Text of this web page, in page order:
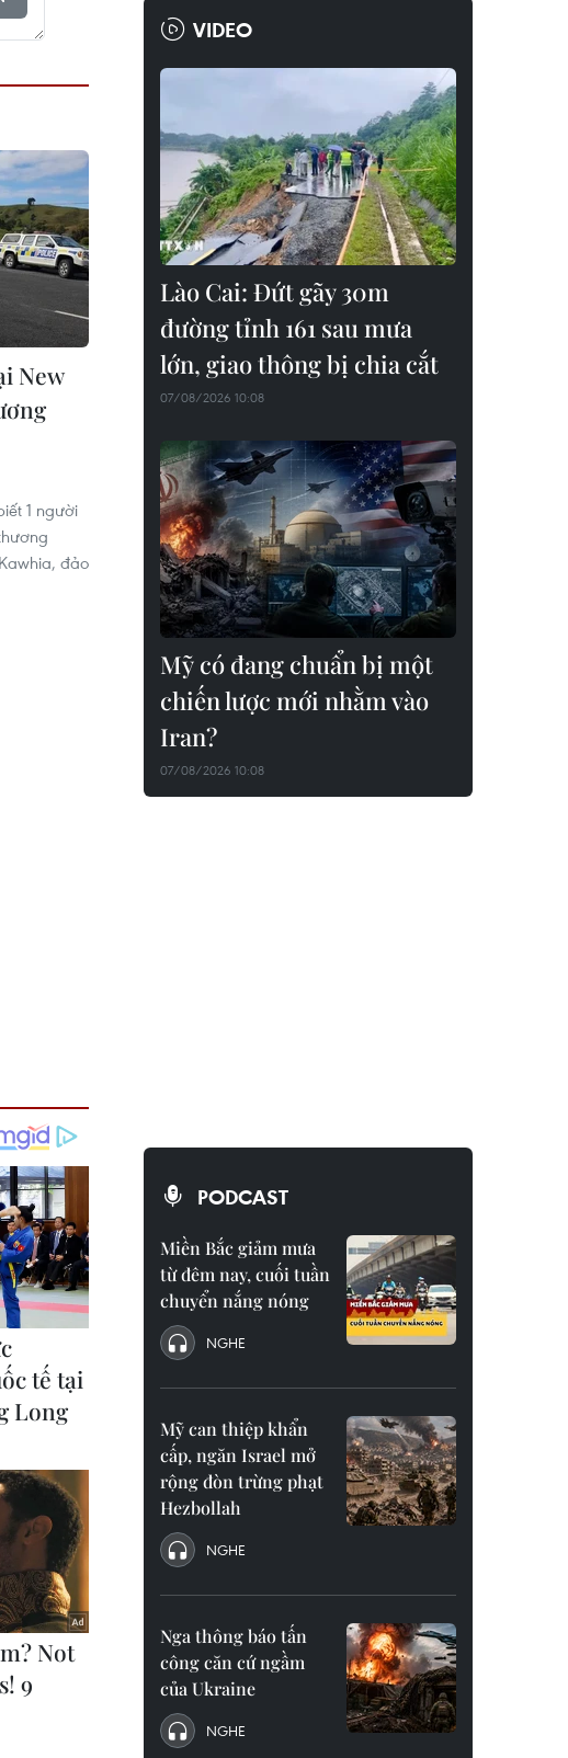
New
1 người
đảo
VIDEO
Lào Cai: Đứt gãy 30m
đường tỉnh 161 sau mưa
lớn, giao thông bị chia cắt
07/08/2026 10:08
Mỹ có đang chuẩn bị một
chiến lược mới nhằm vào
Iran?
07/08/2026 10:08
PODCAST
Miền Bắc giảm mưa
từ đêm nay, cuối tuần
chuyển nắng nóng
NGHE
Mỹ can thiệp khẩn
cấp, ngăn Israel mở
rộng đòn trừng phạt
Hezbollah
NGHE
Nga thông báo tấn
công căn cứ ngầm
của Ukraine
NGHE